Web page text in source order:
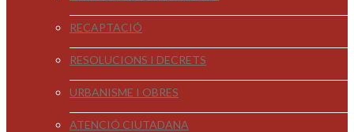
RECAPTACIÓ
RESOLUCIONS I DECRETS
URBANISME I OBRES
ATENCIÓ CIUTADANA